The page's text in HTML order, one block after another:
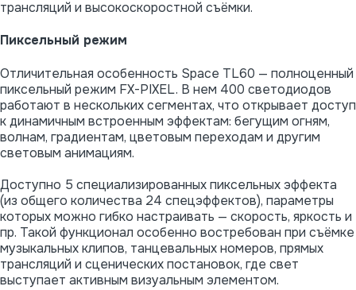
трансляций и высокоскоростной съёмки.
Пиксельный режим
Отличительная особенность Space TL60 — полноценный
пиксельный режим FX-PIXEL. В нем 400 светодиодов
работают в нескольких сегментах, что открывает доступ
к динамичным встроенным эффектам: бегущим огням,
волнам, градиентам, цветовым переходам и другим
световым анимациям.
Доступно 5 специализированных пиксельных эффекта
(из общего количества 24 спецэффектов), параметры
которых можно гибко настраивать — скорость, яркость и
пр. Такой функционал особенно востребован при съёмке
музыкальных клипов, танцевальных номеров, прямых
трансляций и сценических постановок, где свет
выступает активным визуальным элементом.